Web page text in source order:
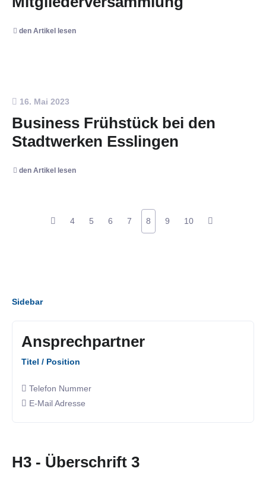
den Artikel lesen
16. Mai 2023
Business Frühstück bei den
Stadtwerken Esslingen
den Artikel lesen
4 5 6 7 8 9 10
Sidebar
Ansprechpartner
Titel / Position
Telefon Nummer
E-Mail Adresse
H3 - Überschrift 3